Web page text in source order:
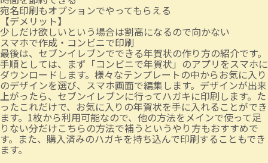
宛名印刷もオプションでやってもらえる
【デメリット】
少しだけ欲しいという場合は割高になるので向かない
スマホで作成・コンビニで印刷
最後は、セブンイレブンでできる年賀状の作り方の紹介です。
手順としては、まず「コンビニで年賀状」のアプリをスマホに
ダウンロードします。様々なテンプレートの中からお気に入り
のデザインを選び、スマホ画面で編集します。デザインが出来
上がったら、セブンイレブンに行ってハガキに印刷します。た
ったこれだけで、お気に入りの年賀状を手に入れることができ
ます。1枚から利用可能なので、他の方法をメインで使って足
りない分だけこちらの方法で補うというやり方もおすすめで
す。また、購入済みのハガキを持ち込んで印刷することもでき
ます。